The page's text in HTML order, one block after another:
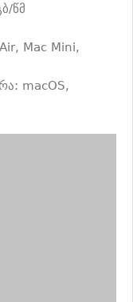
წმ
Mac Mini,
macOS,